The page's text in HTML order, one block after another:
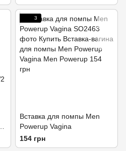
3
Вставка для помпы Men
Powerup Vagina
154 грн